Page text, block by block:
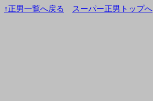
↑正男一覧へ戻る スーパー正男トップへ